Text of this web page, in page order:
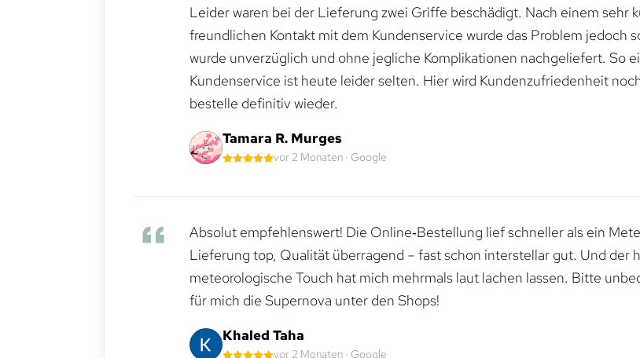
Leider waren bei der Lieferung zwei Griffe beschädigt. Nach einem sehr
freundlichen Kontakt mit dem Kundenservice wurde das Problem jedoch
wurde unverzüglich und ohne jegliche Komplikationen nachgeliefert. So
Kundenservice ist heute leider selten. Hier wird Kundenzufriedenheit
bestelle definitiv wieder.
Tamara R. Murges
vor 2 Monaten · Google
Absolut empfehlenswert! Die Online‑Bestellung lief schneller als ein
Lieferung top, Qualität überragend – fast schon interstellar gut. Und der
meteorologische Touch hat mich mehrmals laut lachen lassen. Bitte
für mich die Supernova unter den Shops!
Khaled Taha
vor 2 Monaten · Google